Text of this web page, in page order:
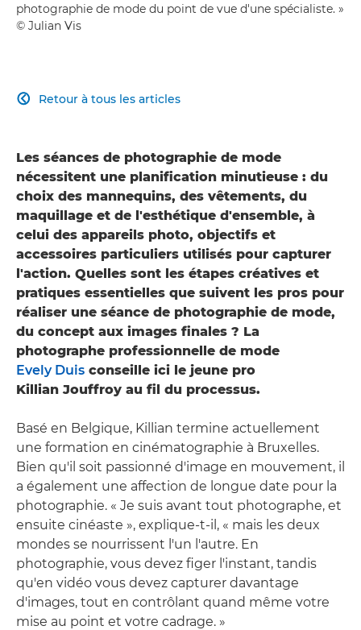
photographie de mode du point de vue d'une spécialiste. »
© Julian Vis
Retour à tous les articles

Les séances de photographie de mode
nécessitent une planification minutieuse : du
choix des mannequins, des vêtements, du
maquillage et de l'esthétique d'ensemble, à
celui des appareils photo, objectifs et
accessoires particuliers utilisés pour capturer
l'action. Quelles sont les étapes créatives et
pratiques essentielles que suivent les pros pour
réaliser une séance de photographie de mode,
du concept aux images finales ? La
photographe professionnelle de mode
Evely Duis conseille ici le jeune pro
Killian Jouffroy au fil du processus.
Basé en Belgique, Killian termine actuellement
une formation en cinématographie à Bruxelles.
Bien qu'il soit passionné d'image en mouvement, il
a également une affection de longue date pour la
photographie. « Je suis avant tout photographe, et
ensuite cinéaste », explique-t-il, « mais les deux
mondes se nourrissent l'un l'autre. En
photographie, vous devez figer l'instant, tandis
qu'en vidéo vous devez capturer davantage
d'images, tout en contrôlant quand même votre
mise au point et votre cadrage. »